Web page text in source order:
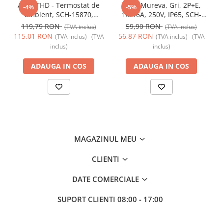
-4%
Acti9 THD - Termostat de
ambient, SCH-15870,
Schneider Electric -
Schneider
119,79 RON (TVA inclus)
115,01 RON (TVA inclus) (TVA
inclus)
ADAUGA IN COS
-5%
Priza Mureva, Gri, 2P+E,
10/16A, 250V, IP65, SCH-
81141, Schneider Electric -
Schneider
59,90 RON (TVA inclus)
56,87 RON (TVA inclus) (TVA
inclus)
ADAUGA IN COS
MAGAZINUL MEU
CLIENTI
DATE COMERCIALE
SUPORT CLIENTI 08:00 - 17:00